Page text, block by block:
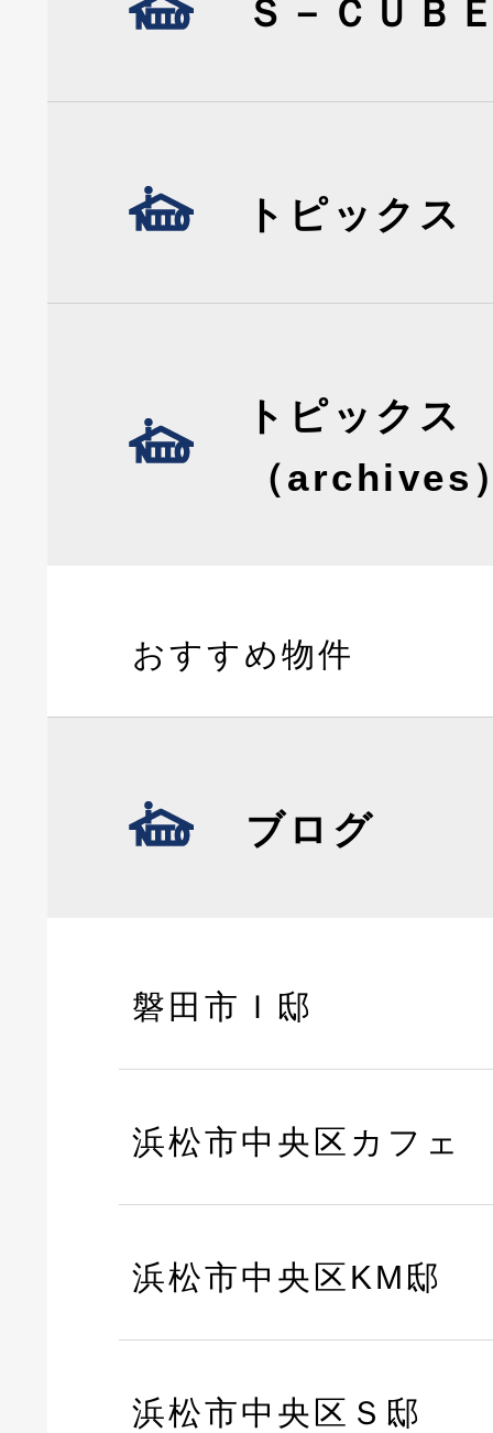
Ｓ－ＣＵＢ
トピックス
トピックス
（archives
おすすめ物件
ブログ
磐田市Ｉ邸
浜松市中央区カフェ
浜松市中央区KM邸
浜松市中央区Ｓ邸